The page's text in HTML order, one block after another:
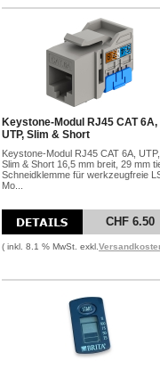
Keystone-Modul RJ45 CAT 6A,
UTP, Slim & Short
Keystone-Modul RJ45 CAT 6A, UTP,
Slim & Short 16,5 mm breit, 29 mm
Schneidklemme für werkzeugfreie
Mo...
CHF 6.50
( inkl. 8.1 % MwSt. exkl.